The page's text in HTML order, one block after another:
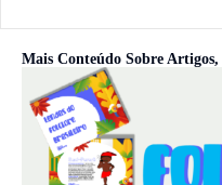
Mais Conteúdo Sobre Artigos,